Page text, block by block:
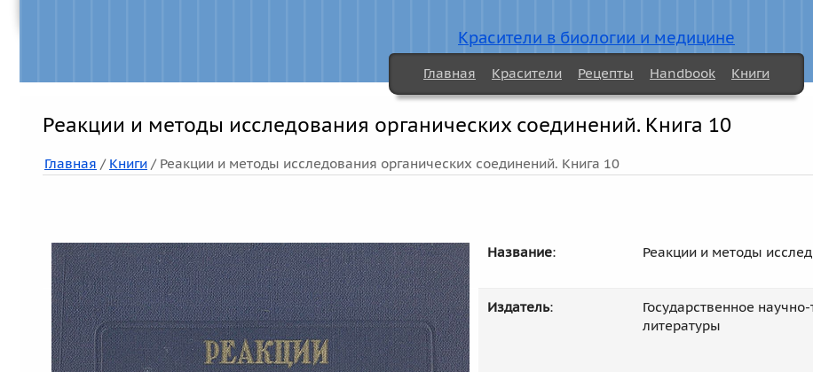
Красители в биологии и медицине
Главная Красители Рецепты Handbook Книги
Реакции и методы исследования органических соединений. Книга 10
Главная / Книги / Реакции и методы исследования органических соединений. Книга 10
Название: Реакции и методы
Издатель:
Государственное
литературы